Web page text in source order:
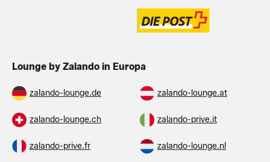
Lounge by Zalando in Europa
zalando-lounge.de zalando-lounge.at
zalando-lounge.ch zalando-prive.it
zalando-prive.fr zalando-lounge.nl